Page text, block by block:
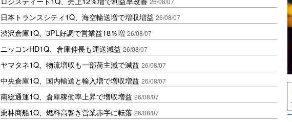
日本トランスシティ1Q、海空輸送増で増収増益 26/08/07
渋沢倉庫1Q、3PL好調で営業益18％増 26/08/07
ニッコンHD1Q、倉庫伸長も運送減益 26/08/07
ヤマタネ1Q、物流増収も一部荷主減で減益 26/08/07
中央倉庫1Q、国内輸送と輸入増で増収増益 26/08/07
南総通運1Q、倉庫稼働率上昇で増収増益 26/08/07
栗林商船1Q、燃料高響き営業赤字に転落 26/08/07